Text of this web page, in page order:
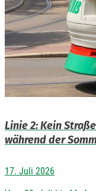
Linie 2: Kein
während der
17. Juli 2026